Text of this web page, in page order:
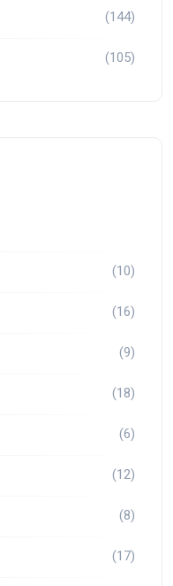
(144)
(105)
(10)
(16)
(9)
(18)
(6)
(12)
(8)
(17)